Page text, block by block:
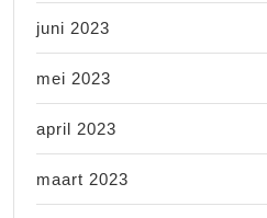
juni 2023
mei 2023
april 2023
maart 2023